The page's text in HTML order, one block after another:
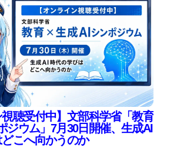
視聴受付中】文部科学省「教育
ジウム」7月30日開催、生成AI
こへ向かうのか